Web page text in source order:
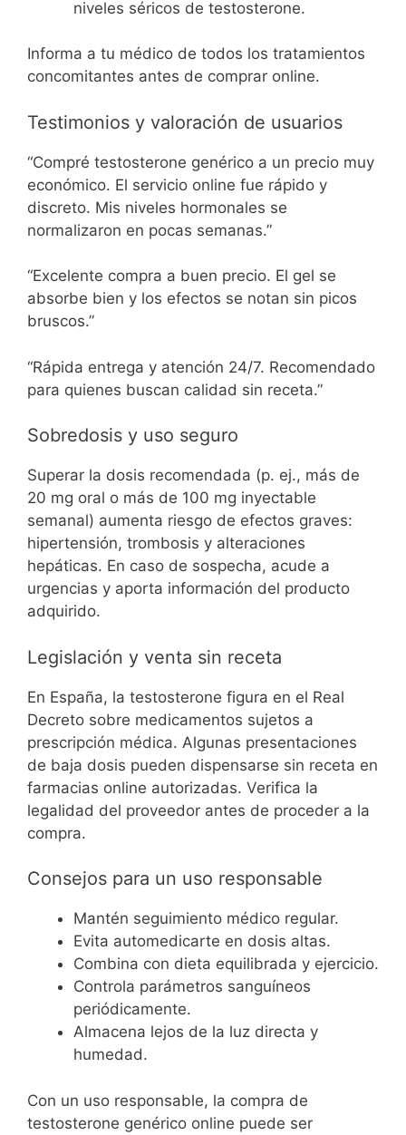
niveles séricos de testosterone.
Informa a tu médico de todos los tratamientos
concomitantes antes de comprar online.
Testimonios y valoración de usuarios
“Compré testosterone genérico a un precio muy
económico. El servicio online fue rápido y
discreto. Mis niveles hormonales se
normalizaron en pocas semanas.”
“Excelente compra a buen precio. El gel se
absorbe bien y los efectos se notan sin picos
bruscos.”
“Rápida entrega y atención 24/7. Recomendado
para quienes buscan calidad sin receta.”
Sobredosis y uso seguro
Superar la dosis recomendada (p. ej., más de
20 mg oral o más de 100 mg inyectable
semanal) aumenta riesgo de efectos graves:
hipertensión, trombosis y alteraciones
hepáticas. En caso de sospecha, acude a
urgencias y aporta información del producto
adquirido.
Legislación y venta sin receta
En España, la testosterone figura en el Real
Decreto sobre medicamentos sujetos a
prescripción médica. Algunas presentaciones
de baja dosis pueden dispensarse sin receta en
farmacias online autorizadas. Verifica la
legalidad del proveedor antes de proceder a la
compra.
Consejos para un uso responsable
Mantén seguimiento médico regular.
Evita automedicarte en dosis altas.
Combina con dieta equilibrada y ejercicio.
Controla parámetros sanguíneos
periódicamente.
Almacena lejos de la luz directa y
humedad.
Con un uso responsable, la compra de
testosterone genérico online puede ser